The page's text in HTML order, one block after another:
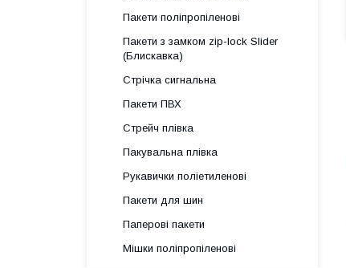
Пакети поліпропіленові
Пакети з замком zip-lock Slider
(Блискавка)
Стрічка сигнальна
Пакети ПВХ
Стрейч плівка
Пакувальна плівка
Рукавички поліетиленові
Пакети для шин
Паперові пакети
Мішки поліпропіленові